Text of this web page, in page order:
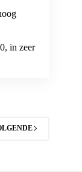
in zeer